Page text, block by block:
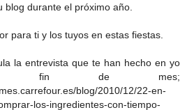
blog durante el próximo año.
para ti y los tuyos en estas fiestas.
la entrevista que te han hecho en yo
fin de mes;
blog/2010/12/22-en-
los-ingredientes-con-tiempo-